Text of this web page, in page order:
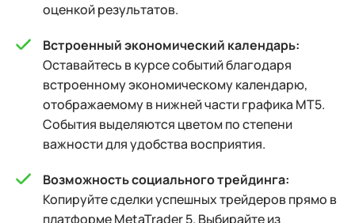
оценкой результатов.
Встроенный экономический календарь:
Оставайтесь в курсе событий благодаря
встроенному экономическому календарю,
отображаемому в нижней части графика MT5.
События выделяются цветом по степени
важности для удобства восприятия.
Возможность социального трейдинга:
Копируйте сделки успешных трейдеров прямо в
платформе MetaTrader 5. Выбирайте из